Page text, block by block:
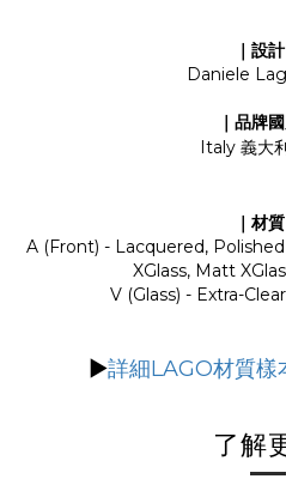
｜設計
Daniele
｜品牌
Italy 義大
｜材質
A (Front) - Lacquered,
XGlass, Matt
V (Glass) - Extra-
▶詳細LAGO材質樣
了解